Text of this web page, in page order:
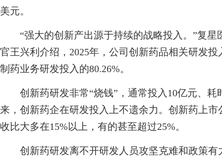
美元。
“强大的创新产出源于持续的战略投入。”复星
官王兴利介绍，2025年，公司创新药品相关研发投
制药业务研发投入的80.26%。
创新药研发非常“烧钱”，通常投入10亿元、耗
来，创新药企在研发投入上不遗余力。创新药上
收比大多在15%以上，有的甚至超过25%。
创新药研发离不开研发人员攻坚克难和政策有